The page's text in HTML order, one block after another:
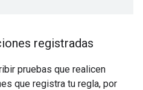
registradas
pruebas que realicen
que registra tu regla, por